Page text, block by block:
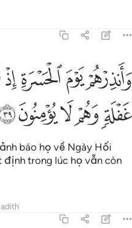
وانذرهم يوم الحسرة اذ قضي الامر
وَأَنذِرْهُمْ يَوْمَ ٱلْحَسْرَةِ إِذْ قُضِىَ
ﱁﱂﱃﱄ
ﱉﱊﱋﱌ
báo họ về Ngày Hối
định trong lúc họ vẫn còn